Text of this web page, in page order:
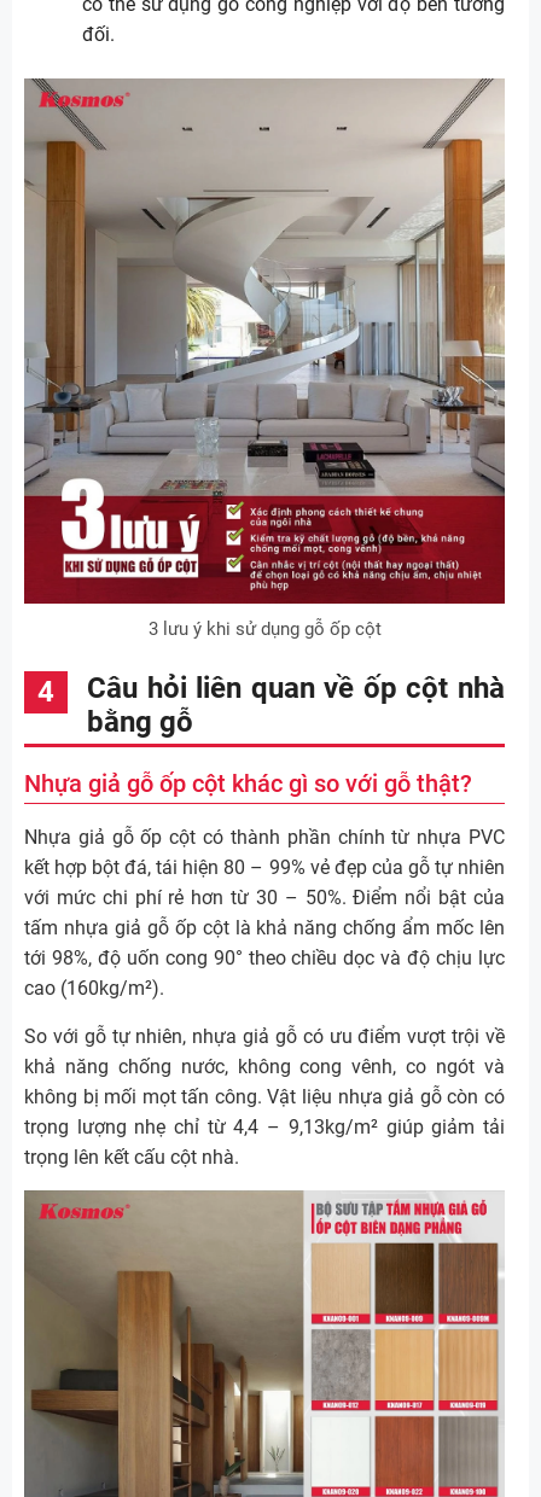
có thể sử dụng gỗ công nghiệp với độ bền tương
đối.
3 lưu ý khi sử dụng gỗ ốp cột
Câu hỏi liên quan về ốp cột nhà
bằng gỗ
Nhựa giả gỗ ốp cột khác gì so với gỗ thật?
Nhựa giả gỗ ốp cột có thành phần chính từ nhựa PVC
kết hợp bột đá, tái hiện 80 – 99% vẻ đẹp của gỗ tự nhiên
với mức chi phí rẻ hơn từ 30 – 50%. Điểm nổi bật của
tấm nhựa giả gỗ ốp cột là khả năng chống ẩm mốc lên
tới 98%, độ uốn cong 90° theo chiều dọc và độ chịu lực
cao (160kg/m²).
So với gỗ tự nhiên, nhựa giả gỗ có ưu điểm vượt trội về
khả năng chống nước, không cong vênh, co ngót và
không bị mối mọt tấn công. Vật liệu nhựa giả gỗ còn có
trọng lượng nhẹ chỉ từ 4,4 – 9,13kg/m² giúp giảm tải
trọng lên kết cấu cột nhà.